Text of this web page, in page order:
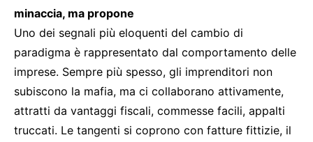
minaccia, ma propone
Uno dei segnali più eloquenti del cambio di
paradigma è rappresentato dal comportamento delle
imprese. Sempre più spesso, gli imprenditori non
subiscono la mafia, ma ci collaborano attivamente,
attratti da vantaggi fiscali, commesse facili, appalti
truccati. Le tangenti si coprono con fatture fittizie, il